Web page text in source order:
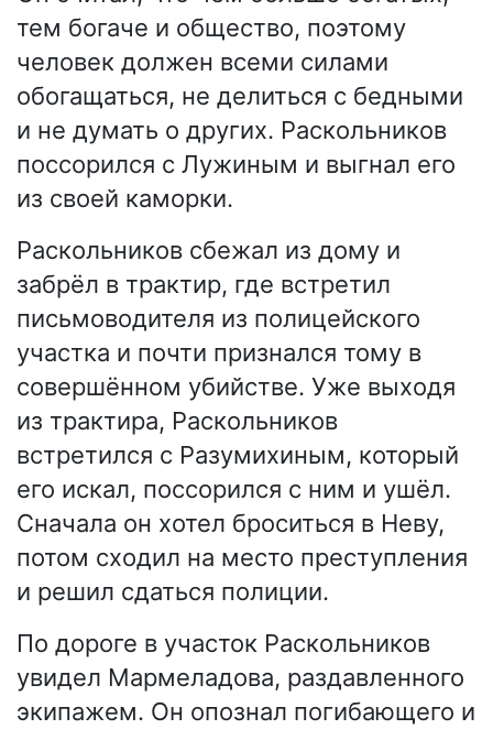
тем богаче и общество, поэтому
человек должен всеми силами
обогащаться, не делиться с бедными
и не думать о других. Раскольников
поссорился с Лужиным и выгнал его
из своей каморки.
Раскольников сбежал из дому и
забрёл в трактир, где встретил
письмоводителя из полицейского
участка и почти признался тому в
совершённом убийстве. Уже выходя
из трактира, Раскольников
встретился с Разумихиным, который
его искал, поссорился с ним и ушёл.
Сначала он хотел броситься в Неву,
потом сходил на место преступления
и решил сдаться полиции.
По дороге в участок Раскольников
увидел Мармеладова, раздавленного
экипажем. Он опознал погибающего и